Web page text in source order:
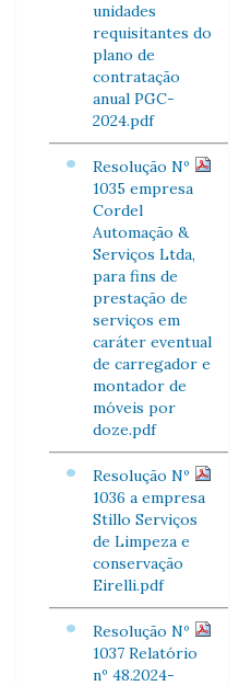
unidades
requisitantes do
plano de
contratação
anual PGC-
2024.pdf
Resolução Nº
1035 empresa
Cordel
Automação &
Serviços Ltda,
para fins de
prestação de
serviços em
caráter eventual
de carregador e
montador de
móveis por
doze.pdf
Resolução Nº
1036 a empresa
Stillo Serviços
de Limpeza e
conservação
Eirelli.pdf
Resolução Nº
1037 Relatório
nº 48.2024-